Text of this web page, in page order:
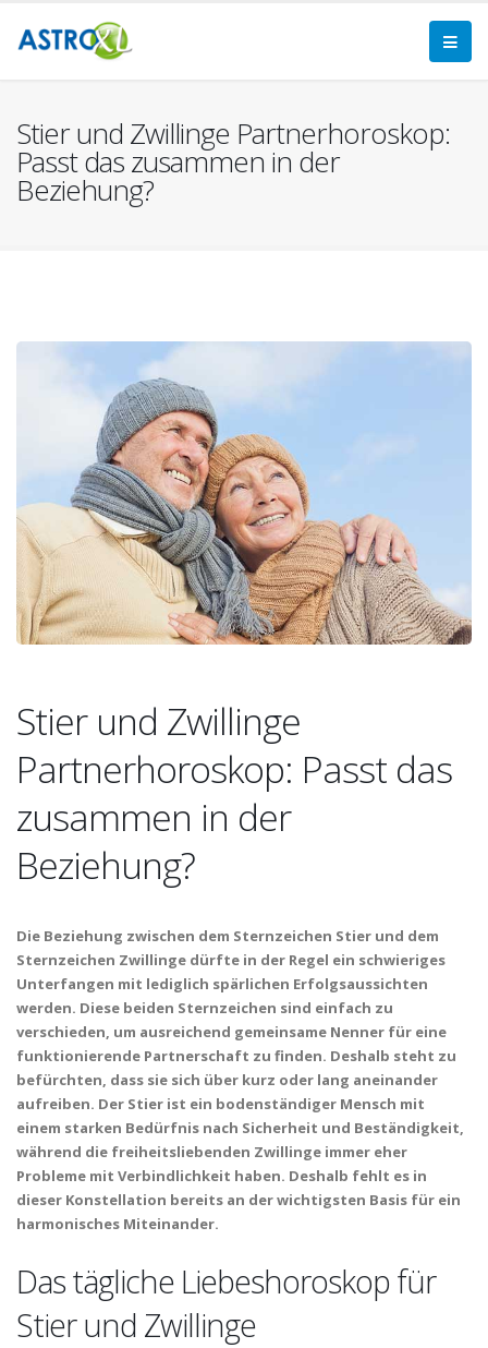
Stier und Zwillinge Partnerhoroskop:
Passt das zusammen in der
Beziehung?
Stier und Zwillinge
Partnerhoroskop: Passt das
zusammen in der
Beziehung?
Die Beziehung zwischen dem Sternzeichen Stier und dem
Sternzeichen Zwillinge dürfte in der Regel ein schwieriges
Unterfangen mit lediglich spärlichen Erfolgsaussichten
werden. Diese beiden Sternzeichen sind einfach zu
verschieden, um ausreichend gemeinsame Nenner für eine
funktionierende Partnerschaft zu finden. Deshalb steht zu
befürchten, dass sie sich über kurz oder lang aneinander
aufreiben. Der Stier ist ein bodenständiger Mensch mit
einem starken Bedürfnis nach Sicherheit und Beständigkeit,
während die freiheitsliebenden Zwillinge immer eher
Probleme mit Verbindlichkeit haben. Deshalb fehlt es in
dieser Konstellation bereits an der wichtigsten Basis für ein
harmonisches Miteinander.
Das tägliche Liebeshoroskop für
Stier und Zwillinge